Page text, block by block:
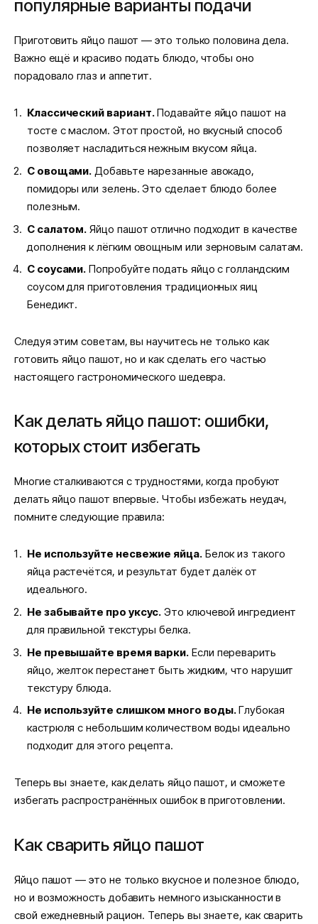
популярные варианты подачи
Приготовить яйцо пашот — это только половина дела.
Важно ещё и красиво подать блюдо, чтобы оно
порадовало глаз и аппетит.
Классический вариант.Подавайте яйцо пашот на
тосте с маслом. Этот простой, но вкусный способ
позволяет насладиться нежным вкусом яйца.
С овощами. Добавьте нарезанные авокадо,
помидоры или зелень. Это сделает блюдо более
полезным.
С салатом. Яйцо пашот отлично подходит в качестве
дополнения к лёгким овощным или зерновым салатам.
С соусами. Попробуйте подать яйцо с голландским
соусом для приготовления традиционных яиц
Бенедикт.
Следуя этим советам, вы научитесь не только как
готовить яйцо пашот, но и как сделать его частью
настоящего гастрономического шедевра.
Как делать яйцо пашот: ошибки,
которых стоит избегать
Многие сталкиваются с трудностями, когда пробуют
делать яйцо пашот впервые. Чтобы избежать неудач,
помните следующие правила:
Не используйте несвежие яйца.Белок из такого
яйца растечётся, и результат будет далёк от
идеального.
Не забывайте про уксус. Это ключевой ингредиент
для правильной текстуры белка.
Не превышайте время варки. Если переварить
яйцо, желток перестанет быть жидким, что нарушит
текстуру блюда.
Не используйте слишком много воды.Глубокая
кастрюля с небольшим количеством воды идеально
подходит для этого рецепта.
Теперь вы знаете, как делать яйцо пашот, и сможете
избегать распространённых ошибок в приготовлении.
Как сварить яйцо пашот
Яйцо пашот — это не только вкусное и полезное блюдо,
но и возможность добавить немного изысканности в
свой ежедневный рацион. Теперь вы знаете, как сварить